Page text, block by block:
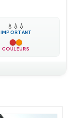
💧 💧 💧
IMPORTANT
COULEURS